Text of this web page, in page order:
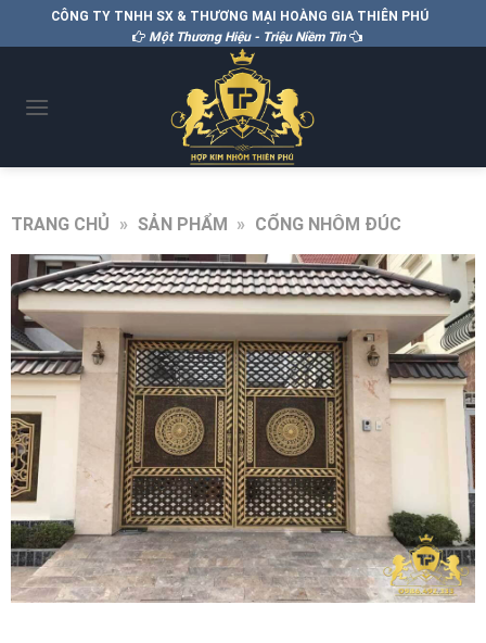
CÔNG TY TNHH SX & THƯƠNG MẠI HOÀNG GIA THIÊN PHÚ
Một Thương Hiệu - Triệu Niềm Tin
TRANG CHỦ » SẢN PHẨM » CỔNG NHÔM ĐÚC